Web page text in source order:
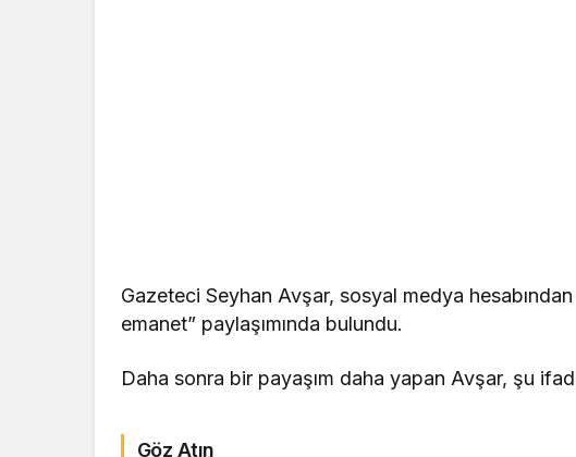
Gazeteci Seyhan Avşar, sosyal medya
emanet” paylaşımında bulundu.
Daha sonra bir payaşım daha yapan Avşar, şu
Göz Atın